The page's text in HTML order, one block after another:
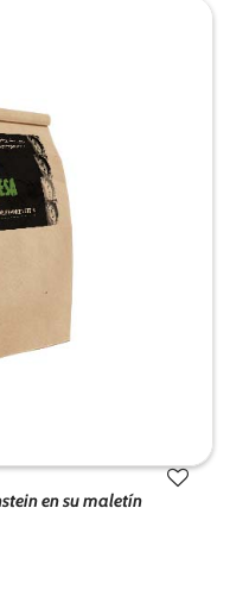
en su maletín